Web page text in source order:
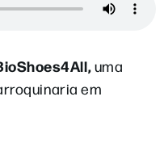
uma
em